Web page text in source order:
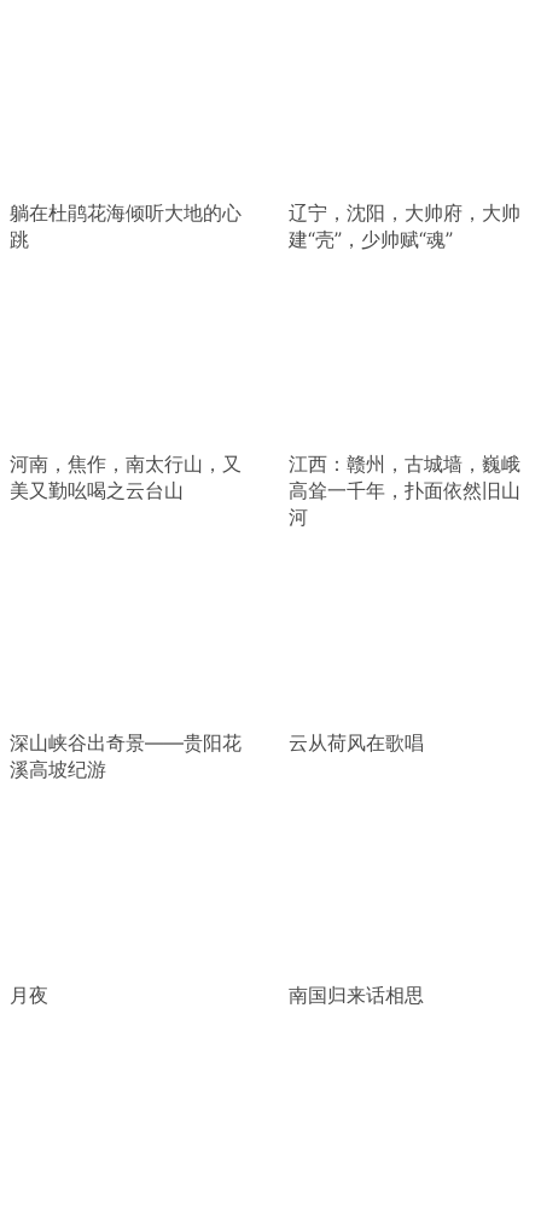
躺在杜鹃花海倾听大地的心
跳
辽宁，沈阳，大帅府，大帅
建“壳”，少帅赋“魂”
河南，焦作，南太行山，又
美又勤吆喝之云台山
江西：赣州，古城墙，巍峨
高耸一千年，扑面依然旧山
河
深山峡谷出奇景——贵阳花
溪高坡纪游
云从荷风在歌唱
月夜 南国归来话相思